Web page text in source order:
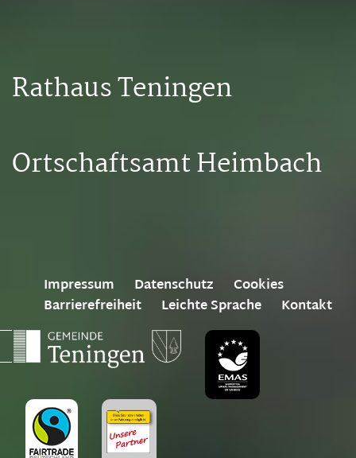
Rathaus Teningen
Ortschaftsamt Heimbach
Impressum Datenschutz
Cookies
Barrierefreiheit
Leichte Sprache Kontakt